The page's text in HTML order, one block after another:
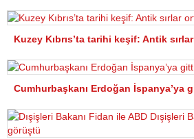
Kuzey Kıbrıs’ta tarihi keşif: Antik
Cumhurbaşkanı Erdoğan İspanya’ya